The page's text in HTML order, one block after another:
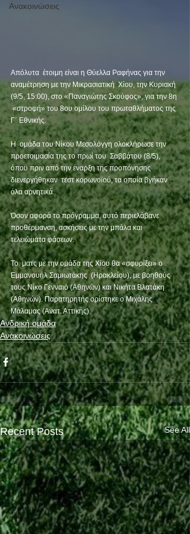
Ανακοινώσεις
Απόλυτα  έτοιμη είναι η Θύελλα Ραφήνας για την
αναμέτρηση με την Μικρασιατική  Χίου, την Κυριακή
(9/5, 15:00), στο «Παναγιώτης Σκούφος», για την 8η
«στροφή» του 8ου ομίλου του πρωταθλήματος της
Γ΄ Εθνικής.
Η  ομάδα του Νίκου Μεσολόγγη ολοκλήρωσε την
προετοιμασία της το πρωί του  Σαββάτου (8/5),
όπου πριν από την έναρξη της προπόνησης
διενεργήθηκαν  τεστ κορωνοϊού, τα οποία βγήκαν
όλα αρνητικά.
Όσον αφορά το πρόγραμμα, αυτό περιελάβανε
προθέρμανση, ασκήσεις με την μπάλα και
τελειώματα φάσεων.
Το  ματς με την ομάδα της Χίου θα «σφυρίξει» ο
Εμμανουήλ Σαμιωτάκης  (Ηρακλείου), με βοηθούς
τους Νίκο Γενναιό (Αθηνών) και Νικήτα Βλατάκη
(Αθηνών). Παρατηρητής ορίστηκε ο Μιχάλης
Μάλαμας (Ανατ. Αττικής).
Ανδρική ομάδα
Ανακοινώσεις
Recent Posts See All